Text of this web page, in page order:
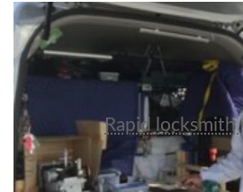
Rapid locksmith